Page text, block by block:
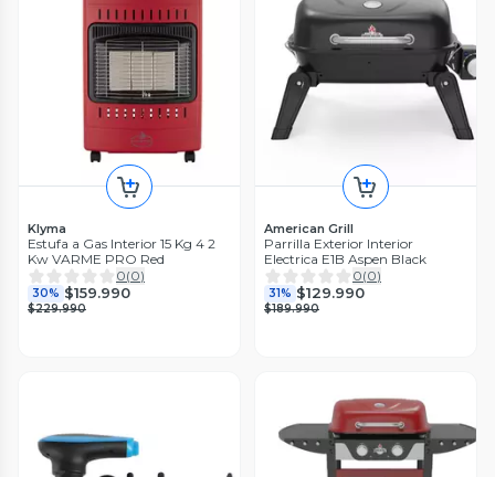
Klyma
Estufa a Gas Interior 15 Kg 4 2
Kw VARME PRO Red
0(0)
30% $159.990
$229.990
American Grill
Parrilla Exterior Interior
Electrica E1B Aspen Black
0(0)
31% $129.990
$189.990